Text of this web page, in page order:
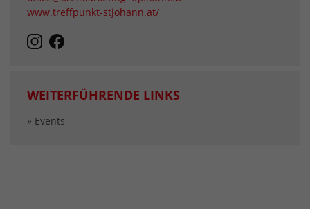
www.treffpunkt-stjohann.at/
WEITERFÜHRENDE LINKS
» Events